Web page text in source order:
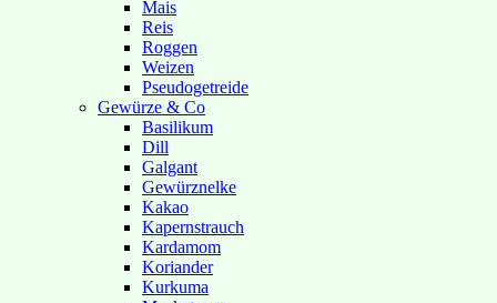
Mais
Reis
Roggen
Weizen
Pseudogetreide
Gewürze & Co
Basilikum
Dill
Galgant
Gewürznelke
Kakao
Kapernstrauch
Kardamom
Koriander
Kurkuma